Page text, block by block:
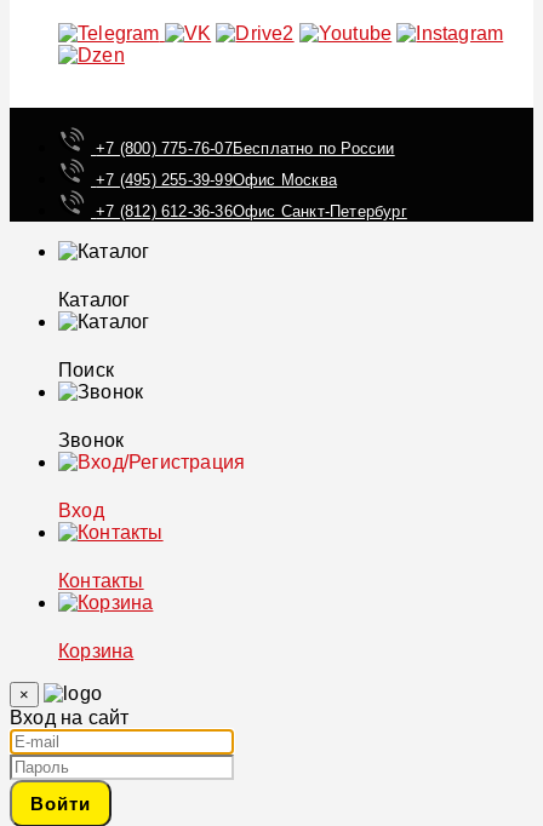
+7 (800) 775-76-07Бесплатно по России
+7 (495) 255-39-99Офис Москва
+7 (812) 612-36-36Офис Санкт-Петербург
Каталог
Поиск
Звонок
Вход
Контакты
Корзина
×
Вход на сайт
Войти